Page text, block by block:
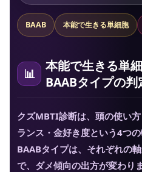
BAAB 本能で生きる単細胞
本能で生きる単
BAABタイプの判
クズMBTI診断は、頭の使い
ランス・金好き度という4つの
BAABタイプは、それぞれの
で、ダメ傾向の出方が変わりま